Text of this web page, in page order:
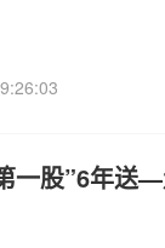
一股”6年送